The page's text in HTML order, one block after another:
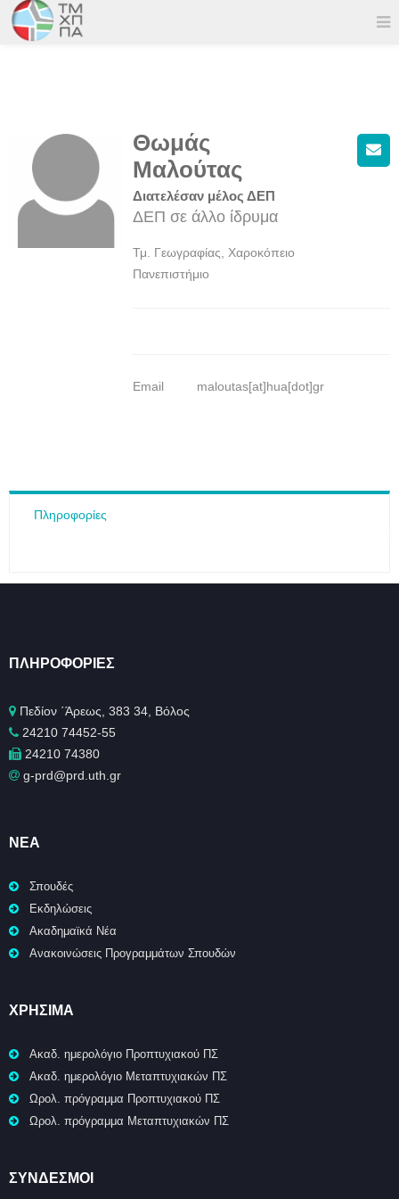
Θωμάς
Μαλούτας
Διατελέσαν μέλος ΔΕΠ
ΔΕΠ σε άλλο ίδρυμα
Τμ. Γεωγραφίας, Χαροκόπειο
Πανεπιστήμιο
Email maloutas[at]hua[dot]gr
Πληροφορίες
ΠΛΗΡΟΦΟΡΊΕΣ
Πεδίον ΄Άρεως, 383 34, Βόλος
24210 74452-55
24210 74380
g-prd@prd.uth.gr
ΝΈΑ
Σπουδές
Εκδηλώσεις
Ακαδημαϊκά Νέα
Ανακοινώσεις Προγραμμάτων Σπουδών
ΧΡΉΣΙΜΑ
Ακαδ. ημερολόγιο Προπτυχιακού ΠΣ
Ακαδ. ημερολόγιο Μεταπτυχιακών ΠΣ
Ωρολ. πρόγραμμα Προπτυχιακού ΠΣ
Ωρολ. πρόγραμμα Μεταπτυχιακών ΠΣ
ΣΥΝΔΕΣΜΟΙ